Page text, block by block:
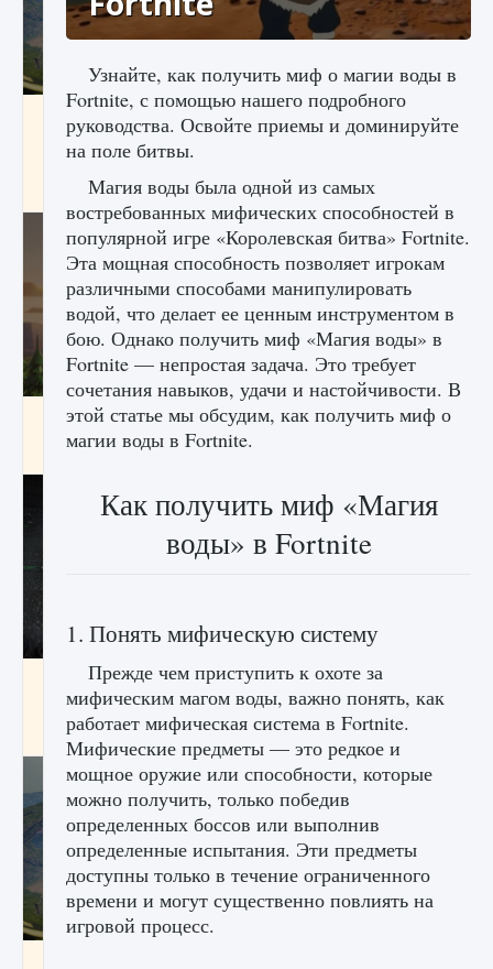
Как исправить ошибку Palworld «Идет
сохранение мира — Невозможно начать
сохранение данных мира»
9 августа 2024 2 511 0 0
Как заработать медали лиги Clash of Clans
9 августа 2024 2 599
лицензии, лиги, команды и стадионы в EA
FC 25
9 августа 2024 2 395 0 2
Узнайте, как получить миф о магии воды в
Fortnite, с помощью нашего подробного
руководства. Освойте приемы и доминируйте
на поле битвы.
Магия воды была одной из самых
востребованных мифических способностей в
популярной игре «Королевская битва» Fortnite.
Эта мощная способность позволяет игрокам
различными способами манипулировать
водой, что делает ее ценным инструментом в
бою. Однако получить миф «Магия воды» в
Fortnite — непростая задача. Это требует
сочетания навыков, удачи и настойчивости. В
этой статье мы обсудим, как получить миф о
магии воды в Fortnite.
Как получить миф «Магия
воды» в Fortnite
1. Понять мифическую систему
Прежде чем приступить к охоте за
мифическим магом воды, важно понять, как
работает мифическая система в Fortnite.
Мифические предметы — это редкое и
мощное оружие или способности, которые
можно получить, только победив
определенных боссов или выполнив
определенные испытания. Эти предметы
доступны только в течение ограниченного
времени и могут существенно повлиять на
игровой процесс.